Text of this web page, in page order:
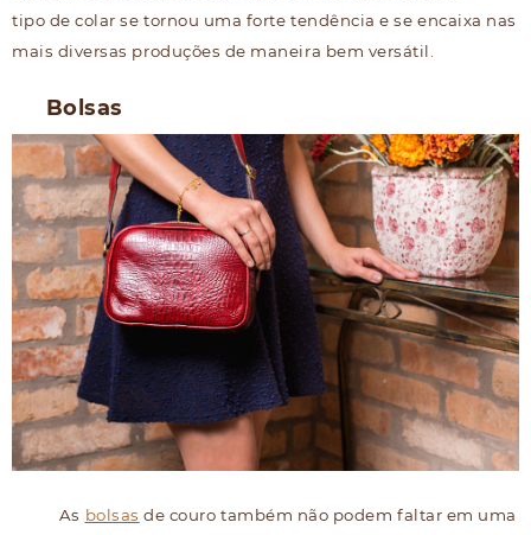
tipo de colar se tornou uma forte tendência e se encaixa nas
mais diversas produções de maneira bem versátil.
Bolsas
As bolsas de couro também não podem faltar em uma